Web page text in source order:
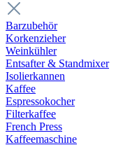
Barzubehör
Korkenzieher
Weinkühler
Entsafter & Standmixer
Isolierkannen
Kaffee
Espressokocher
Filterkaffee
French Press
Kaffeemaschine